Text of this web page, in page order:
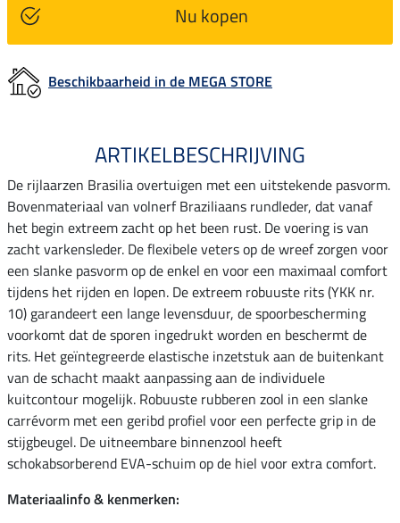
Nu kopen
Beschikbaarheid in de MEGA STORE
ARTIKELBESCHRIJVING
De rijlaarzen Brasilia overtuigen met een uitstekende pasvorm.
Bovenmateriaal van volnerf Braziliaans rundleder, dat vanaf
het begin extreem zacht op het been rust. De voering is van
zacht varkensleder. De flexibele veters op de wreef zorgen voor
een slanke pasvorm op de enkel en voor een maximaal comfort
tijdens het rijden en lopen. De extreem robuuste rits (YKK nr.
10) garandeert een lange levensduur, de spoorbescherming
voorkomt dat de sporen ingedrukt worden en beschermt de
rits. Het geïntegreerde elastische inzetstuk aan de buitenkant
van de schacht maakt aanpassing aan de individuele
kuitcontour mogelijk. Robuuste rubberen zool in een slanke
carrévorm met een geribd profiel voor een perfecte grip in de
stijgbeugel. De uitneembare binnenzool heeft
schokabsorberend EVA-schuim op de hiel voor extra comfort.
Materiaalinfo & kenmerken: